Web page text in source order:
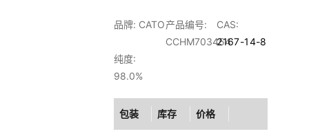
品牌: CATO产品编号:
CCHM703454
CAS:
2167-14-8
纯度:
98.0%
包装 库存 价格